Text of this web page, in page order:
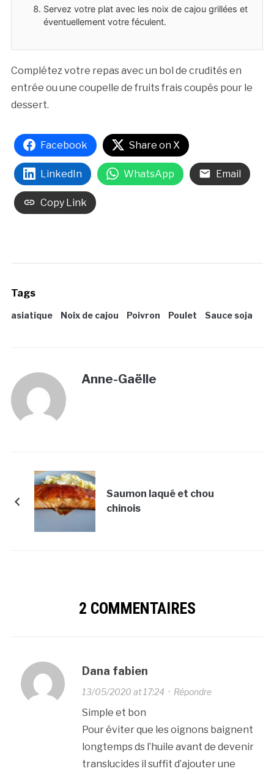
Servez votre plat avec les noix de cajou grillées et
éventuellement votre féculent.
Complétez votre repas avec un bol de crudités en
entrée ou une coupelle de fruits frais coupés pour le
dessert.
Facebook Share on X
LinkedIn WhatsApp Email
Copy Link
Tags
asiatique Noix de cajou Poivron Poulet Sauce soja
Anne-Gaëlle
Saumon laqué et chou
chinois
2 COMMENTAIRES
Dana fabien
13/05/2020 at 17:24· Répondre
Simple et bon
Pour éviter que les oignons baignent
longtemps ds l’huile avant de devenir
translucides il suffit d’ajouter une